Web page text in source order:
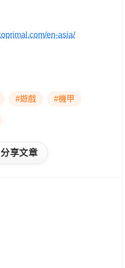
en-asia/
#遊戲 #機甲
分享文章